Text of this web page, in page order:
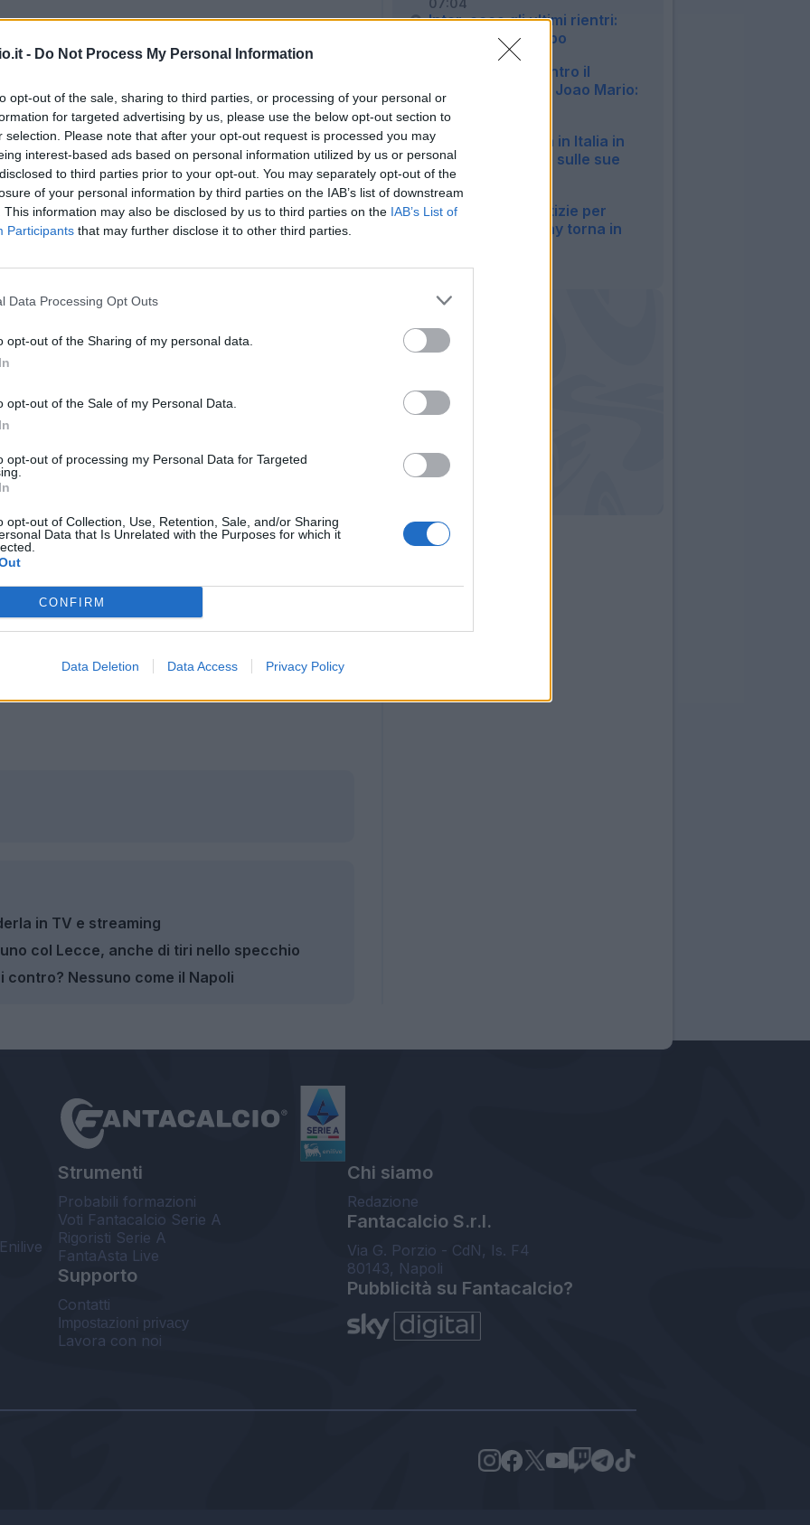
- Do Not Process My Personal Information
opt-out of the sale, sharing to third parties, or processing of your personal or
for targeted advertising by us, please use the below opt-out section to
selection. Please note that after your opt-out request is processed you may
interest-based ads based on personal information utilized by us or personal
to third parties prior to your opt-out. You may separately opt-out of the
of your personal information by third parties on the IAB’s list of downstream
This information may also be disclosed by us to third parties on the IAB’s List of
Participants that may further disclose it to other third parties.
Data Processing Opt Outs
opt-out of the Sharing of my personal data.
opt-out of the Sale of my Personal Data.
opt-out of processing my Personal Data for Targeted
opt-out of Collection, Use, Retention, Sale, and/or Sharing
Data that Is Unrelated with the Purposes for which it
CONFIRM
Data Deletion Data Access Privacy Policy
per smaltire i suoi problemi
De Bruyne e probabilmente anche David
City aveva saltato la sfida col Bologna a
rimediato a seguito di uno
a disposizione per la gara di Pisa dove
mentre a centrocampo Anguissa
McTominay pronto ad agire al fianco di
disposizione anche David Neres,
domani la situazione sarà più chiara, ma
dell'ex Ajax e Benfica verrà rimandato
di Politano per squalifica: a destra
tra Spinazzola e Mazzocchi.
in TV e streaming
col Lecce, anche di tiri nello specchio
contro? Nessuno come il Napoli
07:04
Inter, ecco gli ultimi rientri:
Akanji già in campo
Fiorentina, 1-1 contro il
Deportivo: ottimo Joao Mario:
il tabellino
22:57
Milan, Gila rientra in Italia in
anticipo: le ultime sulle sue
condizioni
19:15
Napoli, buone notizie per
Allegri: McTominay torna in
Strumenti
Probabili formazioni
Voti Fantacalcio Serie A
Rigoristi Serie A
FantaAsta Live
Supporto
Contatti
Impostazioni privacy
Lavora con noi
Chi siamo
Redazione
Fantacalcio S.r.l.
Via G. Porzio - CdN, Is. F4
80143, Napoli
Pubblicità su Fantacalcio?